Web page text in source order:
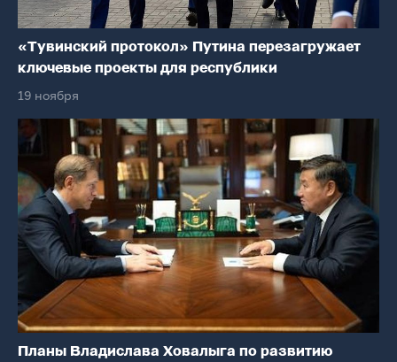
«Тувинский протокол» Путина перезагружает
ключевые проекты для республики
19 ноября
Планы Владислава Ховалыга по развитию